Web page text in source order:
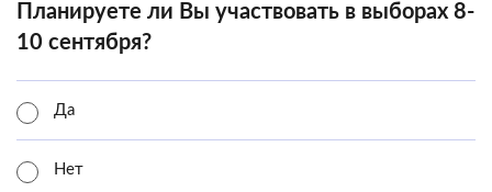
Планируете ли Вы участвовать в выборах 8-
10 сентября?
Да
Нет